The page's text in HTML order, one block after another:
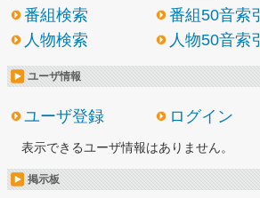
番組検索
番組50音索引
人物検索
人物50音索引
ユーザ情報
ユーザ登録 ログイン
表示できるユーザ情報はありません。
掲示板